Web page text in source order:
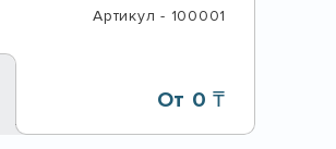
Артикул - 100001
От 0 ₸